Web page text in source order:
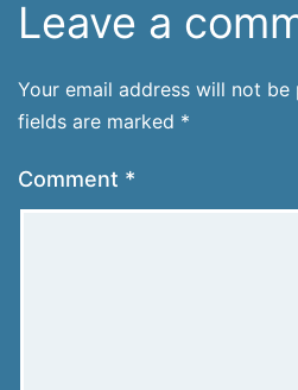
Leave a
Your email address will not be
fields are marked *
Comment *